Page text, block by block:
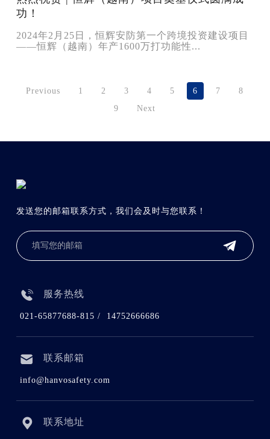
功！
2024年2月25日，恒辉安防第一个跨境投资建设项目
——恒辉（越南）年产1600万打功能性...
Previous 1 2 3 4 5 6 7
8
9
Next
发送您的邮箱联系方式，我们会及时与您联系！

服务热线
021-65877688-815 / 14752666686
联系邮箱
info@hanvosafety.com
联系地址